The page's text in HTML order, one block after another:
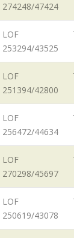
274248/47424
LOF
253294/43525
LOF
251394/42800
LOF
256472/44634
LOF
270298/45697
LOF
250619/43078